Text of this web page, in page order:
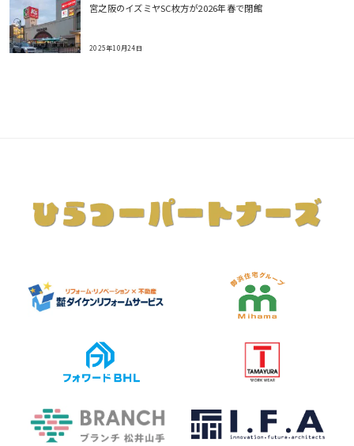
宮之阪のイズミヤSC枚方が2026年春で閉館
2025年10月24日